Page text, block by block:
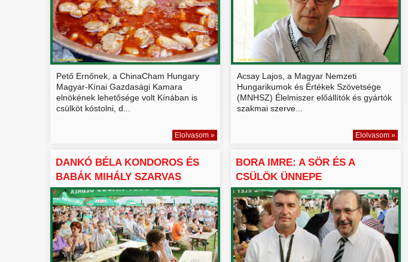
Pető Ernőnek, a ChinaCham Hungary
Magyar-Kínai Gazdasági Kamara
elnökének lehetősége volt Kínában is
csülköt kóstolni, d...
Elolvasom »
Acsay Lajos, a Magyar Nemzeti
Hungarikumok és Értékek Szövetsége
(MNHSZ) Élelmiszer előállítók és gyártók
szakmai szerve...
Elolvasom »
DANKÓ BÉLA KONDOROS ÉS
BABÁK MIHÁLY SZARVAS
POLG...
BORA IMRE: A SÖR ÉS A
CSÜLÖK ÜNNEPE
BÉKÉSCSABÁN